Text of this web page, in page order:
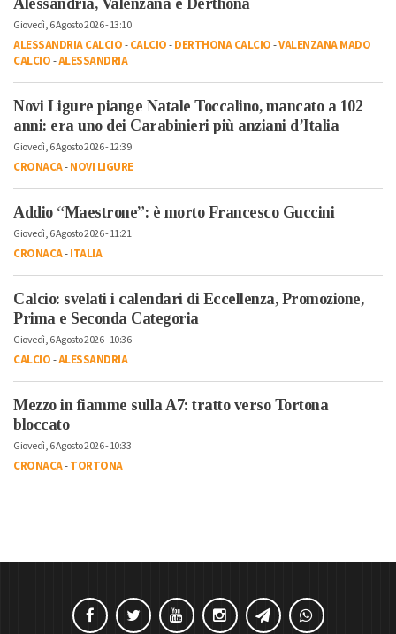
Alessandria, Valenzana e Derthona
Giovedì, 6 Agosto 2026 - 13:10
ALESSANDRIA CALCIO-CALCIO-DERTHONA CALCIO-VALENZANA MADO
CALCIO-ALESSANDRIA
Novi Ligure piange Natale Toccalino, mancato a 102
anni: era uno dei Carabinieri più anziani d’Italia
Giovedì, 6 Agosto 2026 - 12:39
CRONACA-NOVI LIGURE
Addio “Maestrone”: è morto Francesco Guccini
Giovedì, 6 Agosto 2026 - 11:21
CRONACA-ITALIA
Calcio: svelati i calendari di Eccellenza, Promozione,
Prima e Seconda Categoria
Giovedì, 6 Agosto 2026 - 10:36
CALCIO-ALESSANDRIA
Mezzo in fiamme sulla A7: tratto verso Tortona
bloccato
Giovedì, 6 Agosto 2026 - 10:33
CRONACA-TORTONA